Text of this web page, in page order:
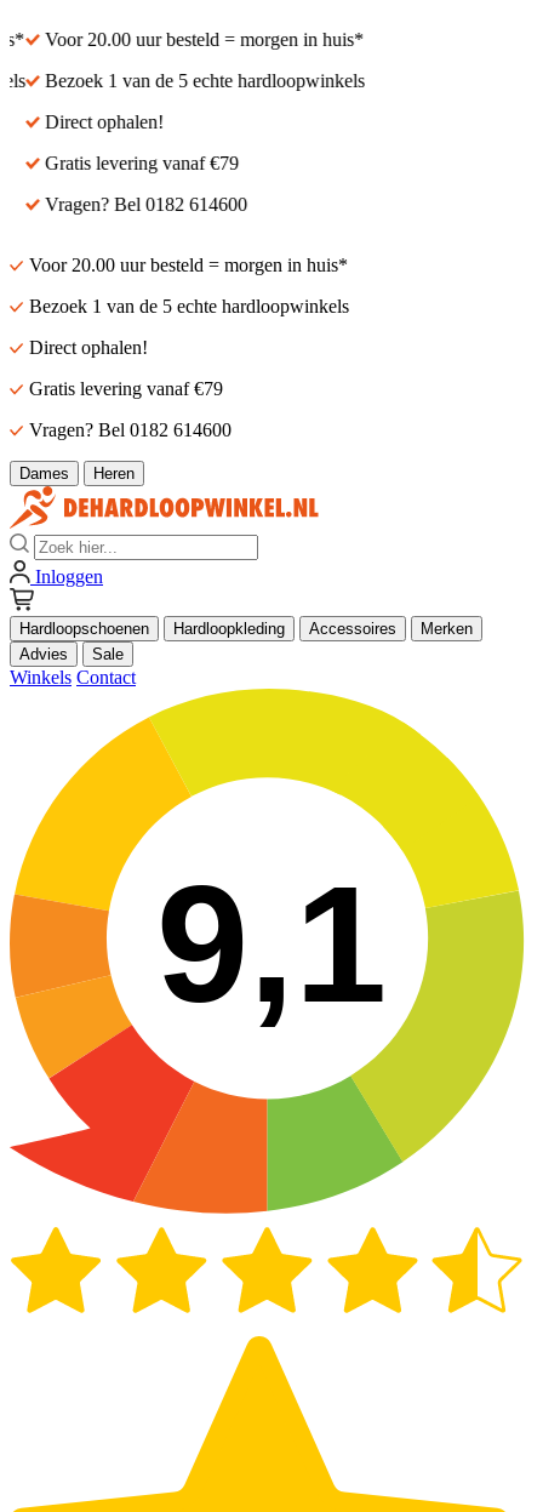
Voor 20.00 uur besteld = morgen in huis*
Bezoek 1 van de 5 echte hardloopwinkels
Direct ophalen!
Gratis levering vanaf €79
Vragen? Bel 0182 614600
Voor 20.00 uur besteld = morgen in huis*
Bezoek 1 van de 5 echte hardloopwinkels
Direct ophalen!
Gratis levering vanaf €79
Vragen? Bel 0182 614600
Dames Heren
Zoek
Inloggen
Hardloopschoenen Hardloopkleding Accessoires
Merken
Advies
Sale
Winkels Contact
9,1